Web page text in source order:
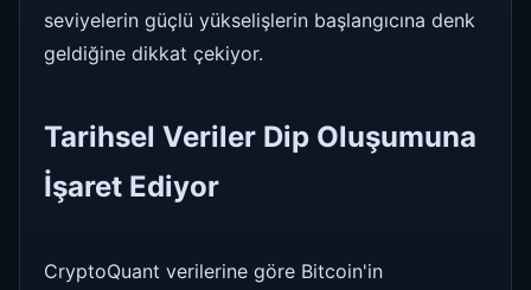
seviyelerin güçlü yükselişlerin başlangıcına denk
geldiğine dikkat çekiyor.
Tarihsel Veriler Dip Oluşumuna
İşaret Ediyor
CryptoQuant verilerine göre Bitcoin'in